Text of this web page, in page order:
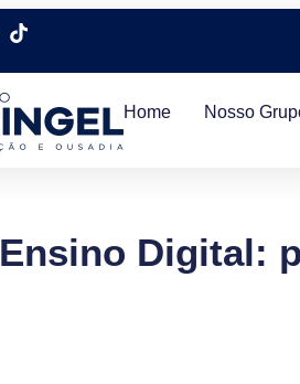
Home Nosso
Ensino Digital: